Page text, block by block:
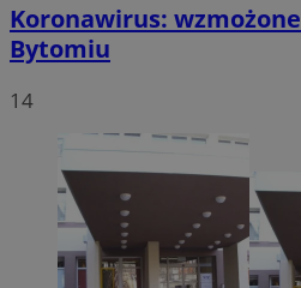
Koronawirus:
Bytomiu
14